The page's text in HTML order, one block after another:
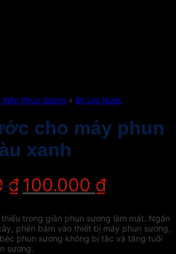
Kiện Phun Sương » Bộ Lọc Nước
cho máy phun
xanh
₫ Giá
gốc
120.000 ₫.
100.000 ₫Giá
là:
100.000 ₫.
trong giàn phun sương làm mát. Ngăn
phèn bám vào thiết bị máy phun sương,
phun sương không bị tắc và tăng tuổi
sương.